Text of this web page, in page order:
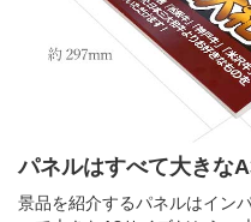
パネルはすべて大きな
景品を紹介するパネルはイン